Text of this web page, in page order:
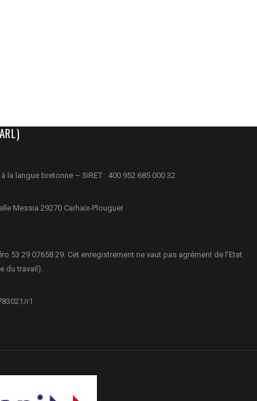
la langue bretonne – SIRET : 400 952 685 000 32
Messia 29270 Carhaix-Plouguer
53 29 07658 29. Cet enregistrement ne vaut pas agrément de l’Etat
du travail).
r1